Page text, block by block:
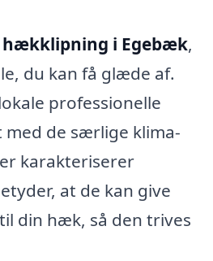
hækklipning i Egebæk,
du kan få glæde af.
professionelle
de særlige klima-
karakteriserer
at de kan give
din hæk, så den trives